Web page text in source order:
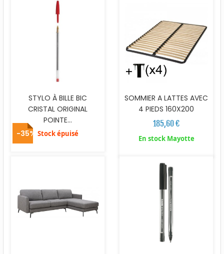
STYLO À BILLE BIC
CRISTAL ORIGINAL
POINTE...
Stock épuisé
SOMMIER A LATTES AVEC
4 PIEDS 160X200
185,60 €
En stock Mayotte
-35%